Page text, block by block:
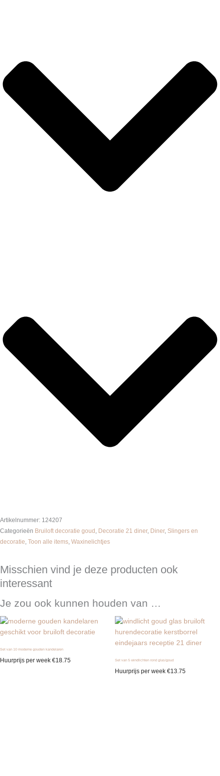
Artikelnummer: 124207
Categorieën Bruiloft decoratie goud , Decoratie 21 diner, Diner, Slingers en
decoratie, Toon alle items, Waxinelichtjes
Misschien vind je deze producten ook
interessant
Je zou ook kunnen houden van …
Set van 10 moderne gouden kandelaren
Huurprijs per week €18.75 Set van 5 windlichten rond glas/goud
Huurprijs per week €13.75